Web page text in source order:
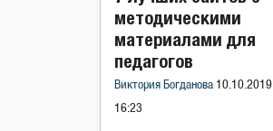
методическими
материалами для
педагогов
Виктория Богданова 10.10.2019
16:23